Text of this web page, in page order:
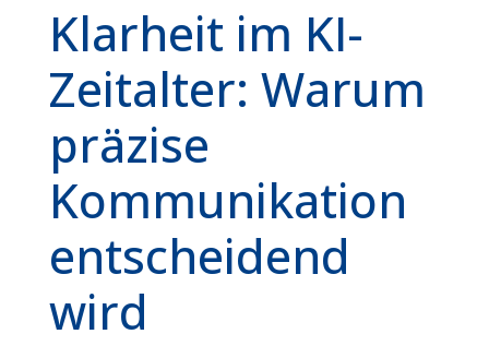
Klarheit im KI-
Zeitalter: Warum
präzise
Kommunikation
entscheidend
wird